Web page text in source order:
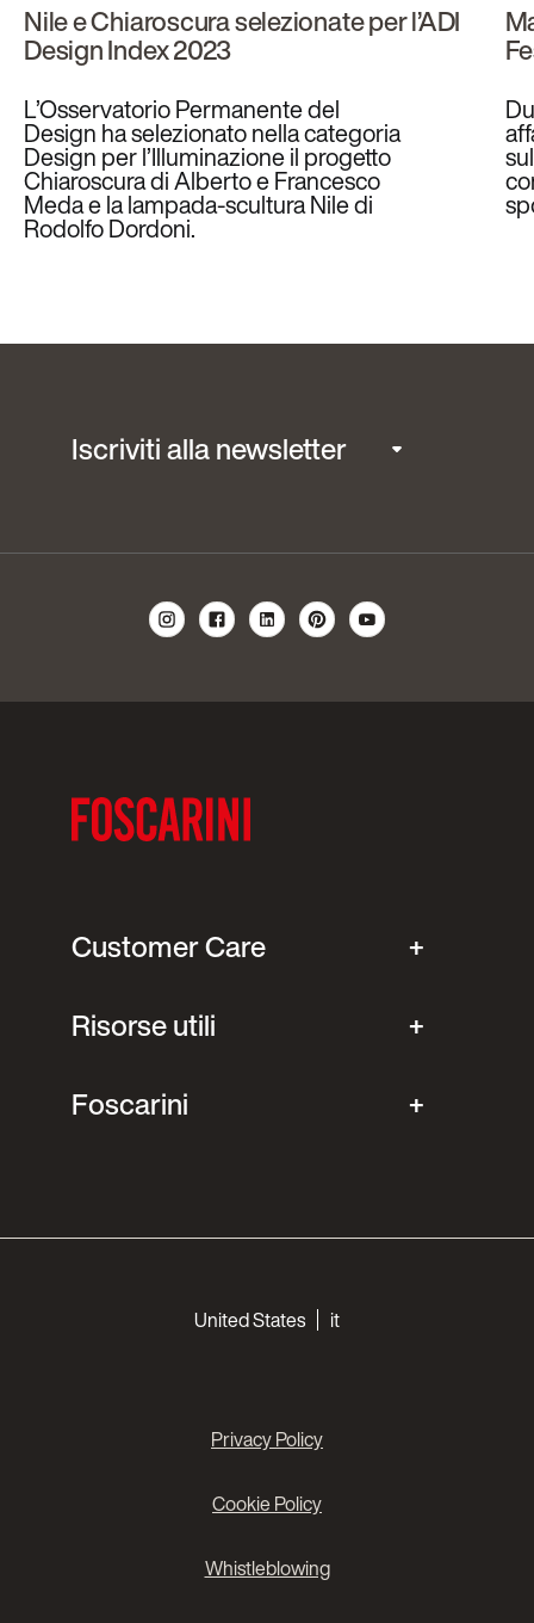
Nile e Chiaroscura selezionate per l’ADI
Design Index 2023
L’Osservatorio Permanente del
Design ha selezionato nella categoria
Design per l’Illuminazione il progetto
Chiaroscura di Alberto e Francesco
Meda e la lampada-scultura Nile di
Rodolfo Dordoni.
Iscriviti alla newsletter
Customer Care
Risorse utili
Foscarini
United States it
Privacy Policy
Cookie Policy
Whistleblowing